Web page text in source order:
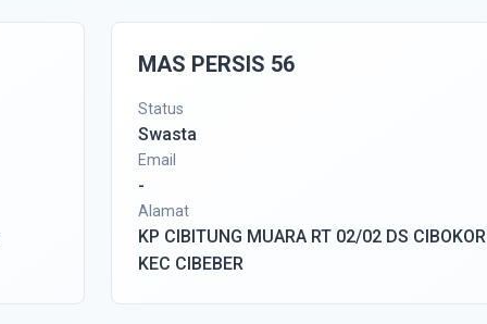
MAS PERSIS 56
Status
Swasta
Email
-
Alamat
KP CIBITUNG MUARA RT 02/02 DS CIBOKOR
KEC CIBEBER